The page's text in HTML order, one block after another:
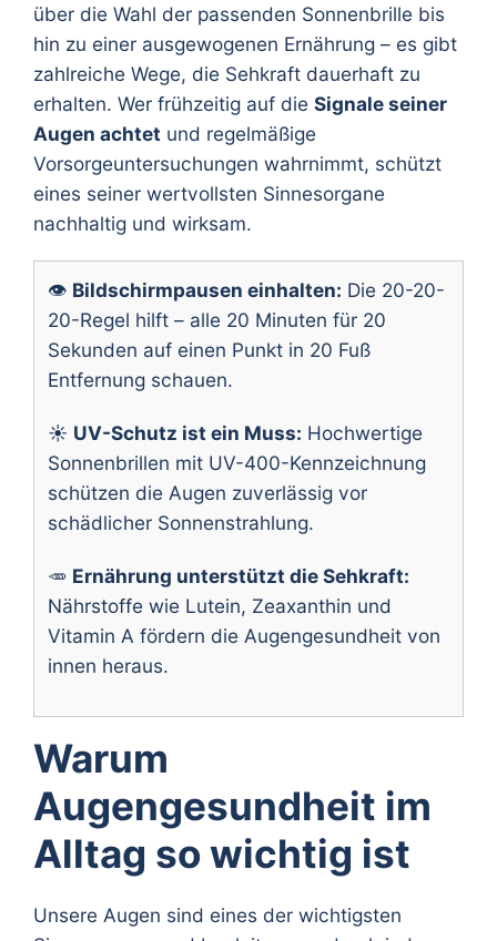
über die Wahl der passenden Sonnenbrille bis
hin zu einer ausgewogenen Ernährung – es gibt
zahlreiche Wege, die Sehkraft dauerhaft zu
erhalten. Wer frühzeitig auf die Signale seiner
Augen achtet und regelmäßige
Vorsorgeuntersuchungen wahrnimmt, schützt
eines seiner wertvollsten Sinnesorgane
nachhaltig und wirksam.
👁️ Bildschirmpausen einhalten: Die 20-20-
20-Regel hilft – alle 20 Minuten für 20
Sekunden auf einen Punkt in 20 Fuß
Entfernung schauen.
☀️ UV-Schutz ist ein Muss: Hochwertige
Sonnenbrillen mit UV-400-Kennzeichnung
schützen die Augen zuverlässig vor
schädlicher Sonnenstrahlung.
🥕 Ernährung unterstützt die Sehkraft:
Nährstoffe wie Lutein, Zeaxanthin und
Vitamin A fördern die Augengesundheit von
innen heraus.
Warum
Augengesundheit im
Alltag so wichtig ist
Unsere Augen sind eines der wichtigsten